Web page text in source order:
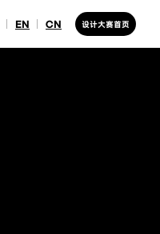
EN CN 设计大赛首页